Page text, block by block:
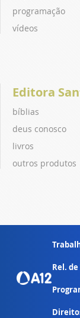
programação
vídeos
Editora
bíblias
deus conosco
livros
outros produtos
Rel.